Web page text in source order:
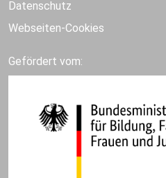
Datenschutz
Webseiten-Cookies
Gefördert vom: